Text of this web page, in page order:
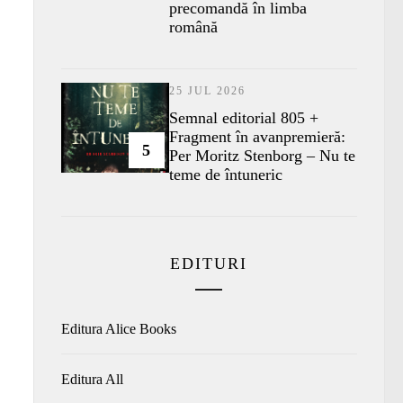
precomandă în limba
română
5
25 JUL 2026
Semnal editorial 805 +
Fragment în avanpremieră:
Per Moritz Stenborg – Nu te
teme de întuneric
EDITURI
Editura Alice Books
Editura All